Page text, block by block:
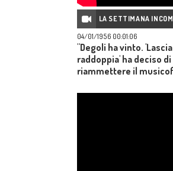
LA SETTIMANA INCOM
04/01/1956 00:01:06
"Degoli ha vinto.
raddoppia' ha deciso di
riammettere il